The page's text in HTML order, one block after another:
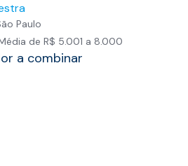
Paulo
de R$ 5.001 a 8.000
a combinar